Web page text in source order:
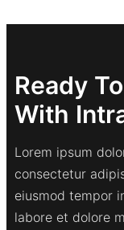
Ready
With
Lorem ipsum
consectetur
eiusmod tempor
labore et dolore